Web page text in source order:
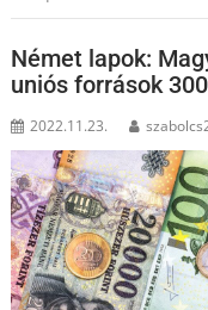
Német lapok:
uniós források
2022.11.23.